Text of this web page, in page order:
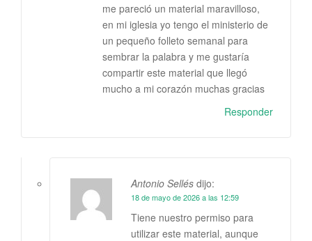
me pareció un material maravilloso,
en mi iglesia yo tengo el ministerio de
un pequeño folleto semanal para
sembrar la palabra y me gustaría
compartir este material que llegó
mucho a mi corazón muchas gracias
Responder
Antonio Sellés dijo:
18 de mayo de 2026 a las 12:59
Tiene nuestro permiso para
utilizar este material, aunque